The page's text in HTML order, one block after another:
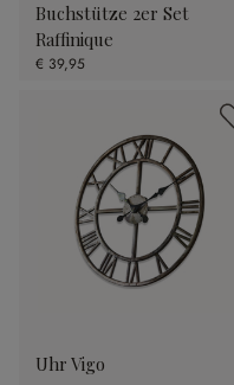
Buchstütze 2er Set
Raffinique
€ 39,95
Uhr Vigo